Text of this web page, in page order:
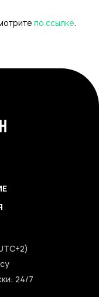
по ссылке.
24/7